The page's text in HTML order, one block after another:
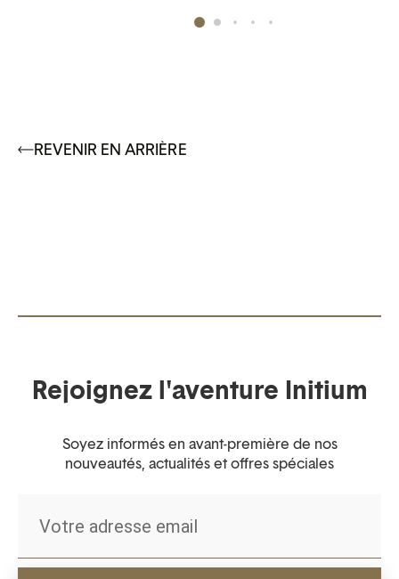
REVENIR EN ARRIÈRE
Rejoignez l'aventure Initium
Soyez informés en avant-première de nos
nouveautés, actualités et offres spéciales